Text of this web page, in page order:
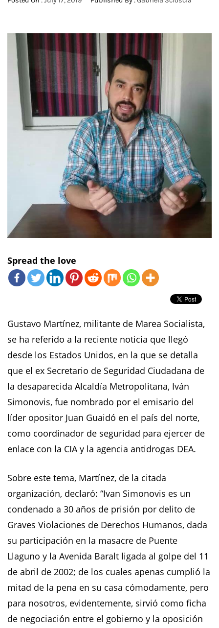
Spread the love
Gustavo Martínez, militante de Marea Socialista,
se ha referido a la reciente noticia que llegó
desde los Estados Unidos, en la que se detalla
que el ex Secretario de Seguridad Ciudadana de
la desaparecida Alcaldía Metropolitana, Iván
Simonovis, fue nombrado por el emisario del
líder opositor Juan Guaidó en el país del norte,
como coordinador de seguridad para ejercer de
enlace con la CIA y la agencia antidrogas DEA.
Sobre este tema, Martínez, de la citada
organización, declaró: “Ivan Simonovis es un
condenado a 30 años de prisión por delito de
Graves Violaciones de Derechos Humanos, dada
su participación en la masacre de Puente
Llaguno y la Avenida Baralt ligada al golpe del 11
de abril de 2002; de los cuales apenas cumplió la
mitad de la pena en su casa cómodamente, pero
para nosotros, evidentemente, sirvió como ficha
de negociación entre el gobierno y la oposición